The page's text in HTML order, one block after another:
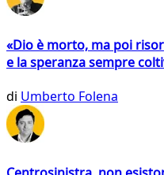
«Dio è morto, ma poi
e la speranza sempre
di Umberto Folena